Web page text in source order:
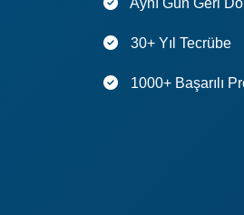
30+ Yıl Tecrübe
1000+ Başarılı